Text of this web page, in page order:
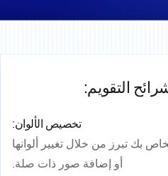
التقويم:
تخصيص الألوان:
بك تبرز من خلال تغيير ألوانها
أو إضافة صور ذات صلة.